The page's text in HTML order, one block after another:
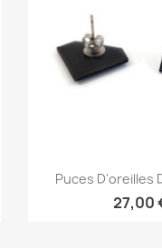
Aperçu
Puces D'oreilles
27,00